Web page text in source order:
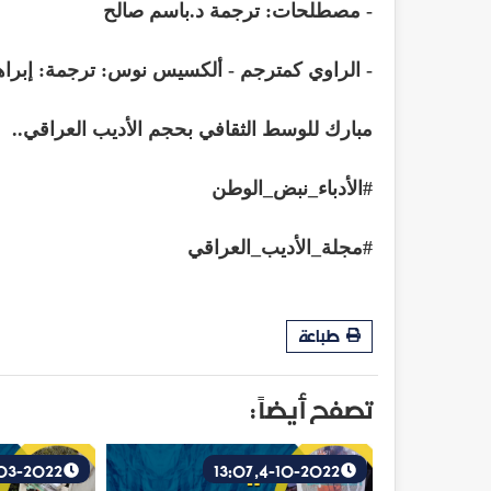
- مصطلحات: ترجمة د.باسم صالح
- الراوي كمترجم - ألكسيس نوس: ترجمة:
مبارك للوسط الثقافي بحجم الأديب العراقي..
#الأدباء_نبض_الوطن
#مجلة_الأديب_العراقي
طباعة
تصفح أيضاً :
7-03-2022, 09:12